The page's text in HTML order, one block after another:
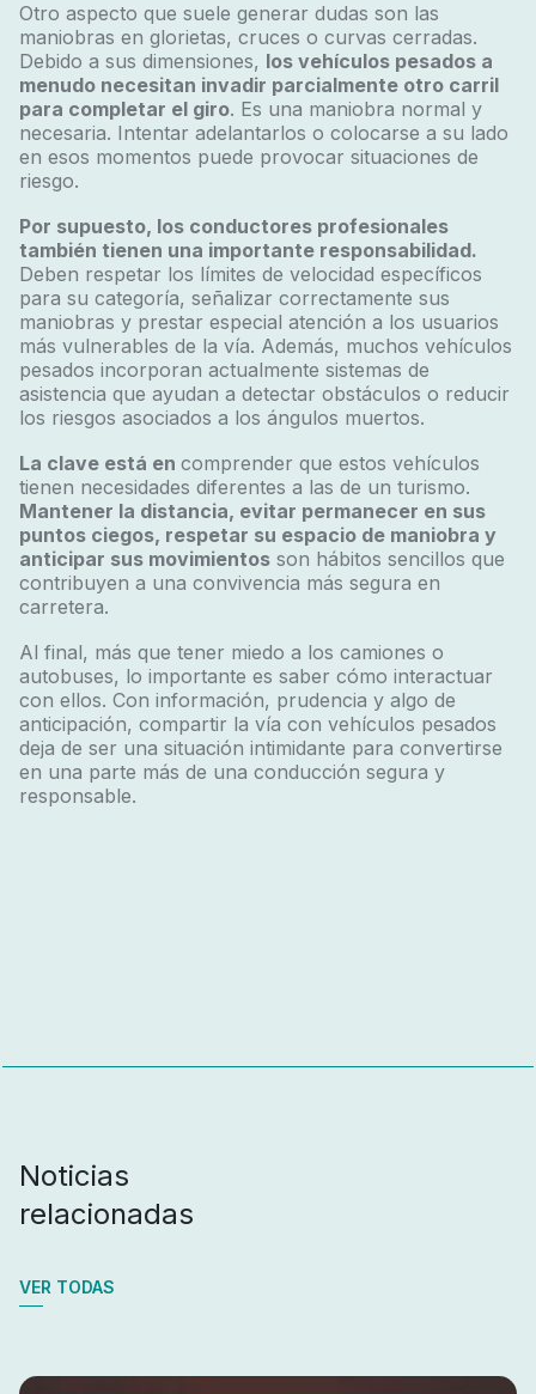
Otro aspecto que suele generar dudas son las
maniobras en glorietas, cruces o curvas cerradas.
Debido a sus dimensiones, los vehículos pesados a
menudo necesitan invadir parcialmente otro carril
para completar el giro. Es una maniobra normal y
necesaria. Intentar adelantarlos o colocarse a su lado
en esos momentos puede provocar situaciones de
riesgo.
Por supuesto, los conductores profesionales
también tienen una importante responsabilidad.
Deben respetar los límites de velocidad específicos
para su categoría, señalizar correctamente sus
maniobras y prestar especial atención a los usuarios
más vulnerables de la vía. Además, muchos vehículos
pesados incorporan actualmente sistemas de
asistencia que ayudan a detectar obstáculos o reducir
los riesgos asociados a los ángulos muertos.
La clave está en comprender que estos vehículos
tienen necesidades diferentes a las de un turismo.
Mantener la distancia, evitar permanecer en sus
puntos ciegos, respetar su espacio de maniobra y
anticipar sus movimientosson hábitos sencillos que
contribuyen a una convivencia más segura en
carretera.
Al final, más que tener miedo a los camiones o
autobuses, lo importante es saber cómo interactuar
con ellos. Con información, prudencia y algo de
anticipación, compartir la vía con vehículos pesados
deja de ser una situación intimidante para convertirse
en una parte más de una conducción segura y
responsable.
Noticias
relacionadas
VER TODAS